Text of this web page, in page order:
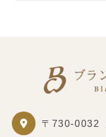
〒730-0032